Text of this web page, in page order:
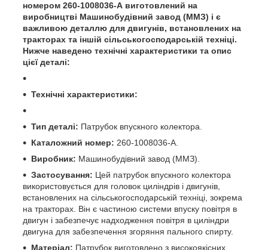
номером 260-1008036-А виготовлений на
виробництві Машинобудівний завод (ММЗ) і є
важливою деталлю для двигунів, встановлених на
тракторах та іншій сільськогосподарській техніці.
Нижче наведено технічні характеристики та опис
цієї деталі:
Технічні характеристики:
Тип деталі: Патрубок впускного колектора.
Каталожний номер: 260-1008036-А.
Виробник: Машинобудівний завод (ММЗ).
Застосування: Цей патрубок впускного колектора
використовується для головок циліндрів і двигунів,
встановлених на сільськогосподарській техніці, зокрема
на тракторах. Він є частиною системи впуску повітря в
двигун і забезпечує надходження повітря в циліндри
двигуна для забезпечення згоряння пального спирту.
Матеріал: Патрубок виготовлено з високоякісних